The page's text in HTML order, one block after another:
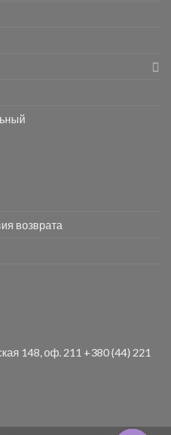
возврата
148, оф. 211 +380 (44) 221